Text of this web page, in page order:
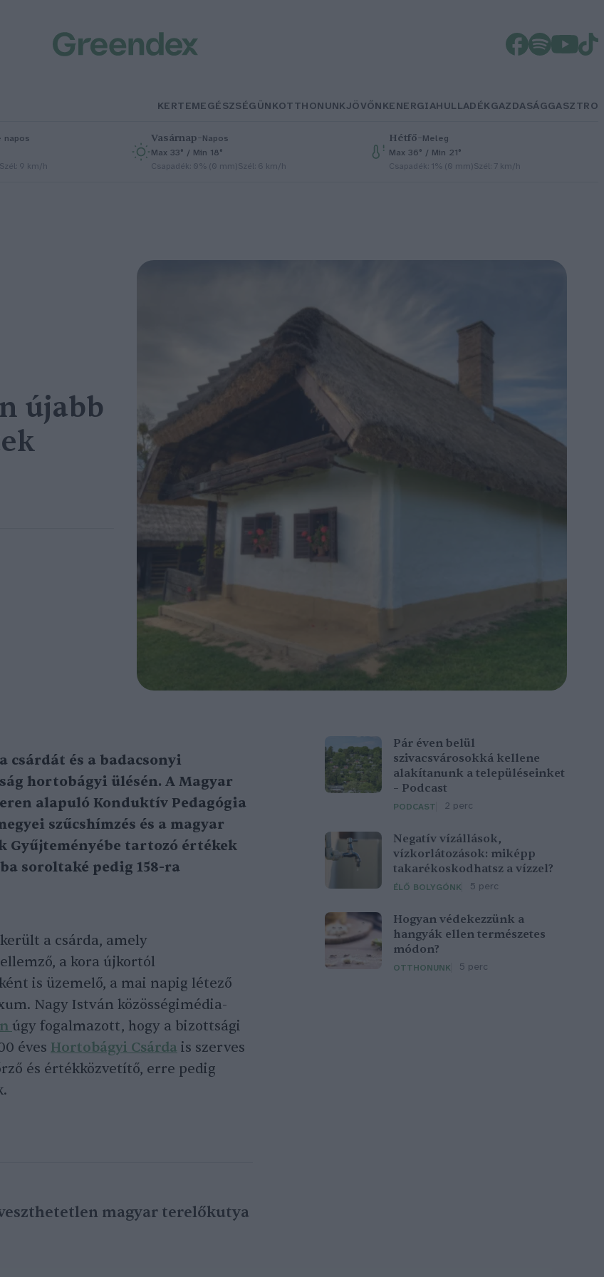
KERTEMEGÉSZSÉGÜNKOTTHONUNKJÖVŐNKENERGIAHULLADÉKGAZDASÁGGASZTRO
napos
Szél: 9 km/h
Vasárnap–Napos
Max 33° / Min 18°
Csapadék: 0% (0 mm)Szél: 6 km/h
Hétfő–Meleg
Max 36° / Min 21°
Csapadék: 1% (0 mm)Szél: 7 km/h
újabb
és a badacsonyi
hortobágyi ülésén. A Magyar
alapuló Konduktív Pedagógia
szűcshímzés és a magyar
Gyűjteményébe tartozó értékek
soroltaké pedig 158-ra
a csárda, amely
a kora újkortól
is üzemelő, a mai napig létező
Nagy István közösségimédia-
úgy fogalmazott, hogy a bizottsági
éves Hortobágyi Csárda is szerves
és értékközvetítő, erre pedig
magyar terelőkutya
Pár éven belül
szivacsvárosokká kellene
alakítanunk a településeinket
– Podcast
PODCAST 2 perc
Negatív vízállások,
vízkorlátozások: miképp
takarékoskodhatsz a vízzel?
ÉLŐ BOLYGÓNK 5 perc
Hogyan védekezzünk a
hangyák ellen természetes
módon?
OTTHONUNK 5 perc